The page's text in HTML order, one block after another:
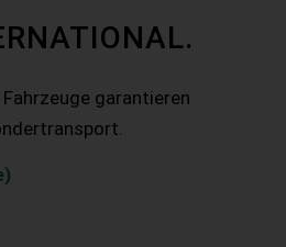
garantieren